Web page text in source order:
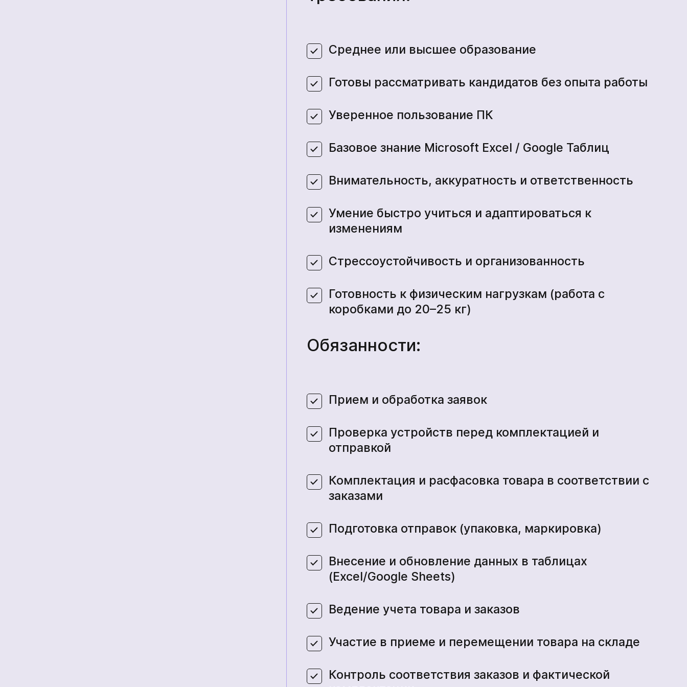
Среднее или высшее образование
Готовы рассматривать кандидатов без опыта работы
Уверенное пользование ПК
Базовое знание Microsoft Excel / Google Таблиц
Внимательность, аккуратность и ответственность
Умение быстро учиться и адаптироваться к
изменениям
Стрессоустойчивость и организованность
Готовность к физическим нагрузкам (работа с
коробками до 20–25 кг)
Обязанности:
Прием и обработка заявок
Проверка устройств перед комплектацией и
отправкой
Комплектация и расфасовка товара в соответствии с
заказами
Подготовка отправок (упаковка, маркировка)
Внесение и обновление данных в таблицах
(Excel/Google Sheets)
Ведение учета товара и заказов
Участие в приеме и перемещении товара на складе
Контроль соответствия заказов и фактической
кількох годин
номер
*
Ваш заказ принят
Ваша заявка прийнята
кількох годин
+3806 3 Показати
номер
Telegram, Signal, WhatsApp
*